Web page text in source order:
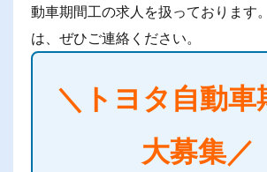
動車期間工の求人を扱っております
は、ぜひご連絡ください。
＼トヨタ自動車
大募集／